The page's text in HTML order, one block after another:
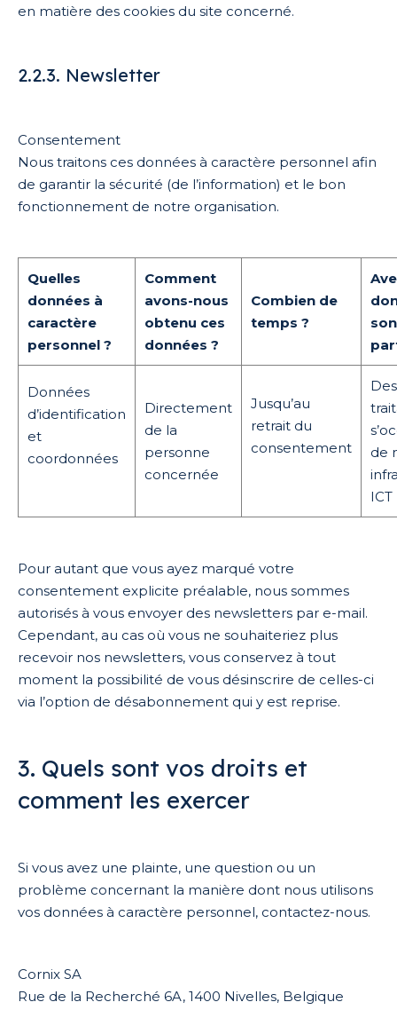
en matière des cookies du site concerné.
2.2.3. Newsletter
Consentement
Nous traitons ces données à caractère personnel afin
de garantir la sécurité (de l’information) et le bon
fonctionnement de notre organisation.
Quelles
données à
caractère
personnel ?
Comment
avons-nous
obtenu ces
données ?
Combien de
temps ?
Données
d’identification
et
coordonnées
Directement
de la
personne
concernée
Jusqu’au
retrait du
consentement
de
ICT
Pour autant que vous ayez marqué votre
consentement explicite préalable, nous sommes
autorisés à vous envoyer des newsletters par e-mail.
Cependant, au cas où vous ne souhaiteriez plus
recevoir nos newsletters, vous conservez à tout
moment la possibilité de vous désinscrire de celles-ci
via l’option de désabonnement qui y est reprise.
3. Quels sont vos droits et
comment les exercer
Si vous avez une plainte, une question ou un
problème concernant la manière dont nous utilisons
vos données à caractère personnel, contactez-nous.
Cornix SA
Rue de la Recherché 6A, 1400 Nivelles, Belgique